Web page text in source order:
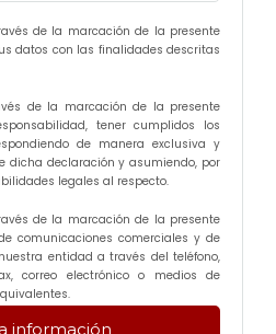
de la marcación de la presente
datos con las finalidades descritas
de la marcación de la presente
tener cumplidos los
de manera exclusiva y
dicha declaración y asumiendo, por
legales al respecto.
de la marcación de la presente
comunicaciones comerciales y de
entidad a través del teléfono,
correo electrónico o medios de